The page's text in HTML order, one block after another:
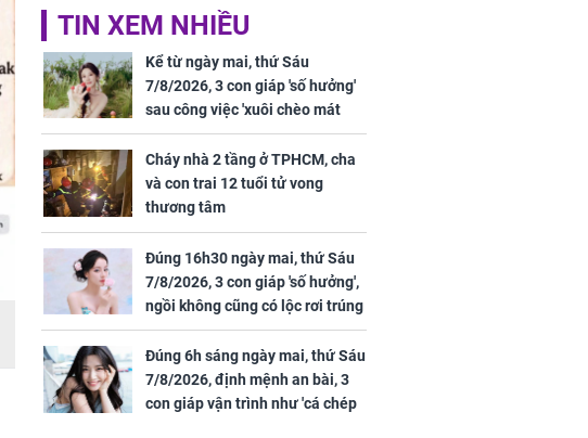
Lý Liên Kiệt lên tiếng
sau tin đồn thay tim,
cởi áo chứng minh sức
khỏe
Cô gái bị ép đi xem
mắt, nhưng vừa thấy
đối tượng mai mối thì
đỏ mặt ‘đứng hình’
không đồng hành cùng
Châu Tinh Trì, Địch Lệ
Nhiệt Ba quảng bá
TIN XEM NHIỀU
Kể từ ngày mai, thứ Sáu
7/8/2026, 3 con giáp 'số hưởng'
sau công việc 'xuôi chèo mát
mái', tiền tài 'thu về như nước',
tình duyên viên mãn
Cháy nhà 2 tầng ở TPHCM, cha
và con trai 12 tuổi tử vong
thương tâm
Đúng 16h30 ngày mai, thứ Sáu
7/8/2026, 3 con giáp 'số hưởng',
ngồi không cũng có lộc rơi trúng
đầu, vừa tránh được họa vừa có
tiền vàng
Đúng 6h sáng ngày mai, thứ Sáu
7/8/2026, định mệnh an bài, 3
con giáp vận trình như 'cá chép